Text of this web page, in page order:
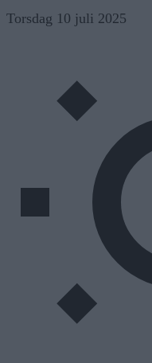
Skip
Torsdag 10 juli 2025